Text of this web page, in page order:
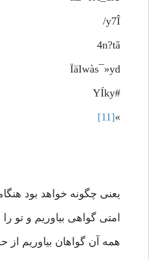
y7Î/
4n?tã
ÏäIwàs¯»yd
#YÍky­
»
[11]
یعنی چگونه خواهد بود
امتی گواهی بیاوریم و تو
همه آن گواهان بیاوریم